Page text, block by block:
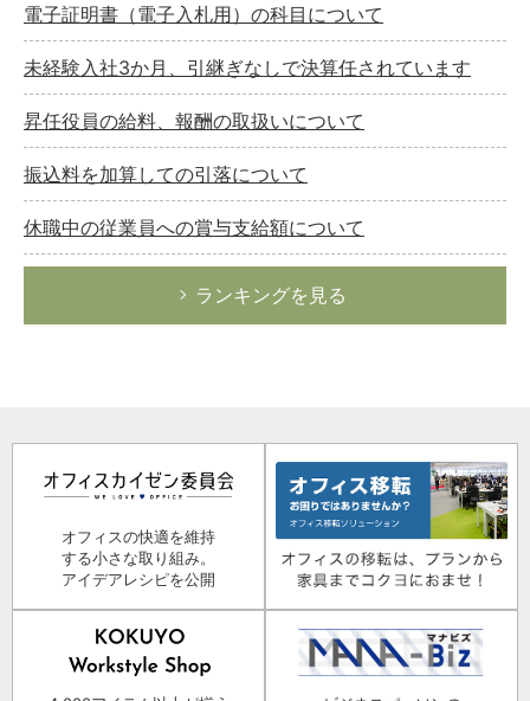
電子証明書（電子入札用）の科目について
未経験入社3か月、引継ぎなしで決算任されています
昇任役員の給料、報酬の取扱いについて
振込料を加算しての引落について
休職中の従業員への賞与支給額について
ランキングを見る
オフィスの快適を維持
する小さな取り組み。
アイデアレシピを公開